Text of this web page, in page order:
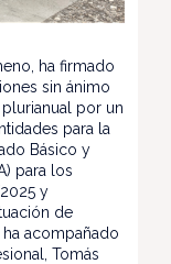
ha firmado
sin ánimo
por un
para la
Básico y
para los
y
de
acompañado
Tomás